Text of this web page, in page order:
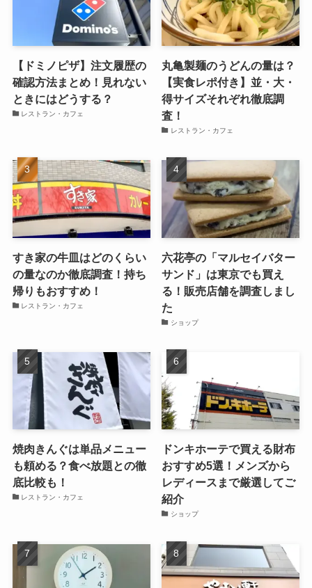
【ドミノピザ】注文履歴の
確認方法まとめ！見れない
ときにはどうする？
レストラン・カフェ
丸亀製麺のうどんの量は？
【実食レポ付き】並・大・
得サイズそれぞれ徹底調
査！
レストラン・カフェ
すき家の牛皿はどのくらい
の量なのか徹底調査！持ち
帰りもおすすめ！
レストラン・カフェ
六花亭の「マルセイバター
サンド」は東京でも買え
る！販売店舗を調査しまし
た
ショップ
焼肉きんぐは単品メニュー
も頼める？食べ放題との徹
底比較も！
レストラン・カフェ
ドンキホーテで買える財布
おすすめ5選！メンズから
レディースまで厳選してご
紹介
ショップ